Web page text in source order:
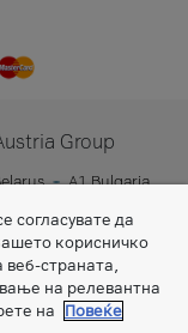
Group
A1 Bulgaria
согласувате да
корисничко
веб-страната,
на релевантна
на
Повеќе